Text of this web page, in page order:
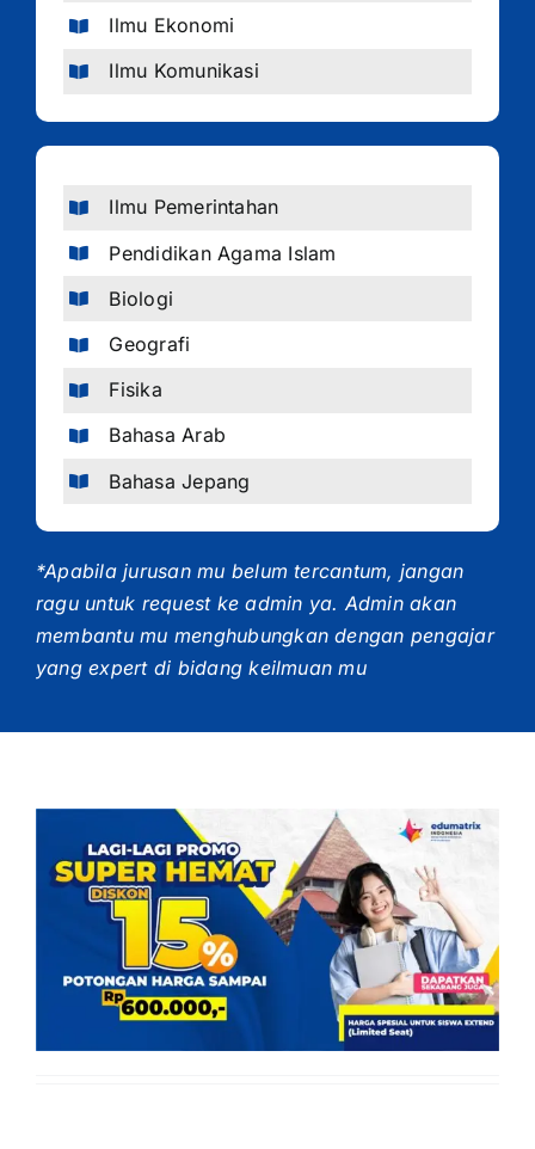
Ilmu Ekonomi
Ilmu Komunikasi
Ilmu Pemerintahan
Pendidikan Agama Islam
Biologi
Geografi
Fisika
Bahasa Arab
Bahasa Jepang
*Apabila jurusan mu belum tercantum, jangan
ragu untuk request ke admin ya. Admin akan
membantu mu menghubungkan dengan pengajar
yang expert di bidang keilmuan mu